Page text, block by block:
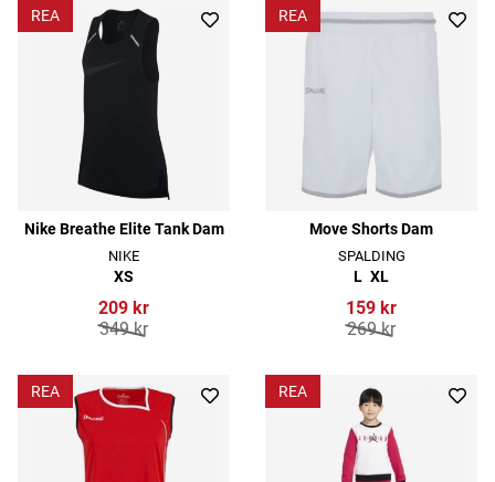
REA
Nike Breathe Elite Tank Dam
NIKE
XS
209 kr
349 kr
REA
Move Shorts Dam
SPALDING
L XL
159 kr
269 kr
REA REA